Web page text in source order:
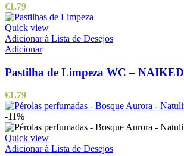
€1.79
Quick view
Adicionar à Lista de Desejos
Adicionar
Pastilha de Limpeza WC – NAIKED
€1.79
-11%
Quick view
Adicionar à Lista de Desejos